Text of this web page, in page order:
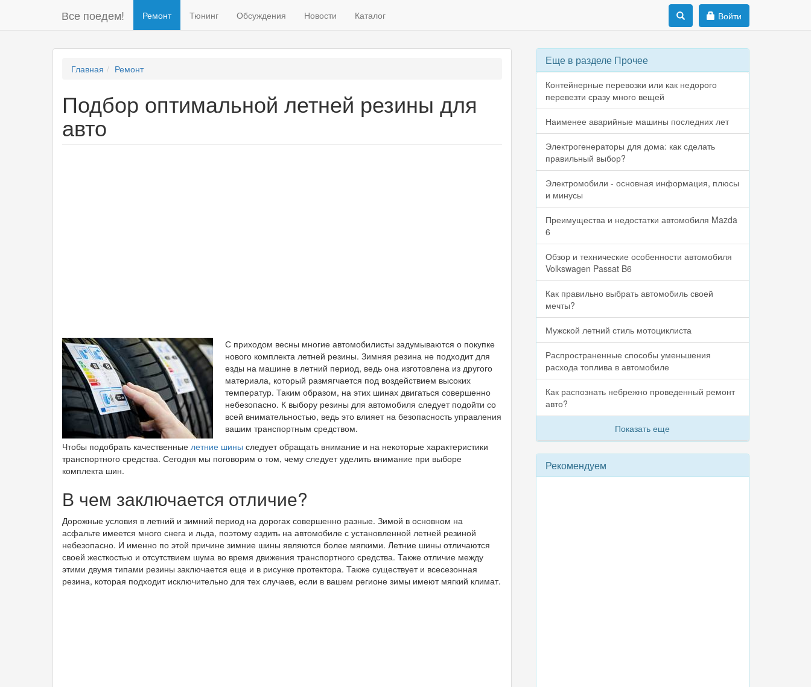
Все поедем! Ремонт Тюнинг Обсуждения Новости Каталог Войти
Главная Ремонт
Подбор оптимальной летней резины для
авто
С приходом весны многие автомобилисты задумываются о покупке
нового комплекта летней резины. Зимняя резина не подходит для
езды на машине в летний период, ведь она изготовлена из другого
материала, который размягчается под воздействием высоких
температур. Таким образом, на этих шинах двигаться совершенно
небезопасно. К выбору резины для автомобиля следует подойти со
всей внимательностью, ведь это влияет на безопасность управления
вашим транспортным средством.
Чтобы подобрать качественные летние шины следует обращать внимание и на некоторые характеристики
транспортного средства. Сегодня мы поговорим о том, чему следует уделить внимание при выборе
комплекта шин.
В чем заключается отличие?
Дорожные условия в летний и зимний период на дорогах совершенно разные. Зимой в основном на
асфальте имеется много снега и льда, поэтому ездить на автомобиле с установленной летней резиной
небезопасно. И именно по этой причине зимние шины являются более мягкими. Летние шины отличаются
своей жесткостью и отсутствием шума во время движения транспортного средства. Также отличие между
этими двумя типами резины заключается еще и в рисунке протектора. Также существует и всесезонная
резина, которая подходит исключительно для тех случаев, если в вашем регионе зимы имеют мягкий климат.
Еще в разделе Прочее
Контейнерные перевозки или как недорого
перевезти сразу много вещей
Наименее аварийные машины последних лет
Электрогенераторы для дома: как сделать
правильный выбор?
Электромобили - основная информация, плюсы
и минусы
Преимущества и недостатки автомобиля Mazda
6
Обзор и технические особенности автомобиля
Volkswagen Passat B6
Как правильно выбрать автомобиль своей
мечты?
Мужской летний стиль мотоциклиста
Распространенные способы уменьшения
расхода топлива в автомобиле
Как распознать небрежно проведенный ремонт
авто?
Показать еще
Рекомендуем